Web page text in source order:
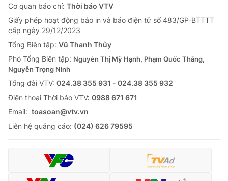
Cơ quan báo chí: Thời báo VTV
Giấy phép hoạt động báo in và báo điện tử số 483/GP-BTTTT
cấp ngày 29/12/2023
Tổng Biên tập: Vũ Thanh Thủy
Phó Tổng Biên tập: Nguyễn Thị Mỹ Hạnh, Phạm Quốc Thắng,
Nguyễn Trọng Ninh
Tổng đài VTV: 024.38 355 931 - 024.38 355 932
Ðiện thoại Thời báo VTV: 0988 671 671
Email: toasoan@vtv.vn
Liên hệ quảng cáo: (024) 626 79595